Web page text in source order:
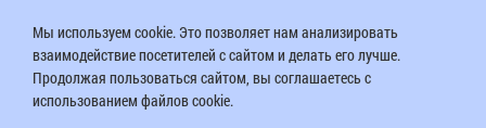
Мы используем cookie. Это позволяет нам анализировать
взаимодействие посетителей с сайтом и делать его лучше.
Продолжая пользоваться сайтом, вы соглашаетесь с
использованием файлов cookie.